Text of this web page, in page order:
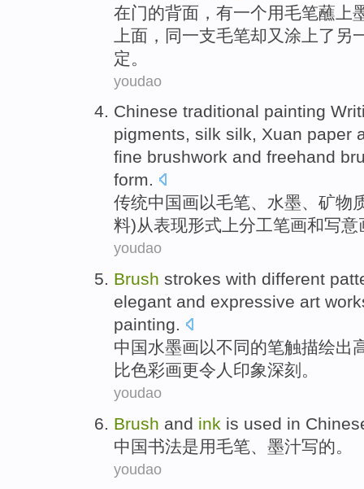
在门的背面 ， 有一个用毛笔蘸 上
上面 ，同一支毛笔却又 涂上了 另
定。
youdao
Chinese traditional painting
pigments, silk silk, Xuan paper
fine brushwork and freehand
form.
传统中国画以毛笔、 水墨、 矿物
料)从表现形式上分工笔画和写意
youdao
Brush strokes with different
elegant and expressive art
painting.
中国水墨画以不同的笔触描绘出
比色彩画更令人印象深刻 。
youdao
Brush and ink is used in
中国书法是用毛笔、 墨汁写的。
youdao